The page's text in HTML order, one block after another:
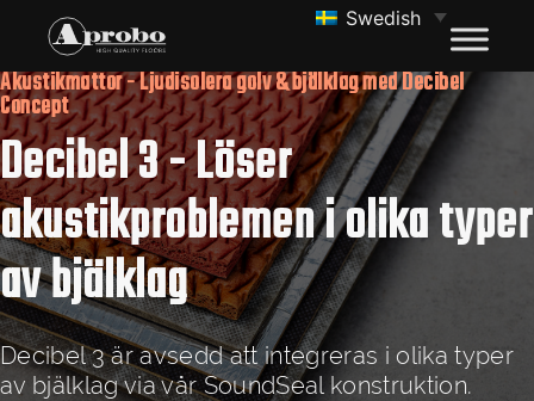
Swedish
Akustikmattor - Ljudisolera golv & bjälklag med Decibel
Concept
Decibel 3 - Löser
akustikproblemen i olika typer
av bjälklag
Decibel 3 är avsedd att integreras i olika typer
av bjälklag via vår SoundSeal konstruktion.